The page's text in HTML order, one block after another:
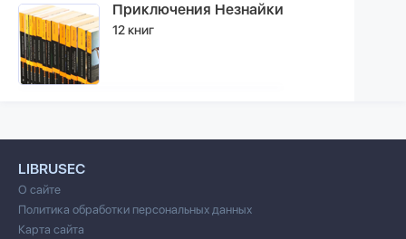
Приключения Незнайки
12 книг
LIBRUSEC
О сайте
Политика обработки персональных данных
Карта сайта